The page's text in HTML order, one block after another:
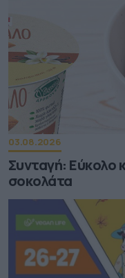
03.08.2026
Συνταγή: Εύκολο
σοκολάτα